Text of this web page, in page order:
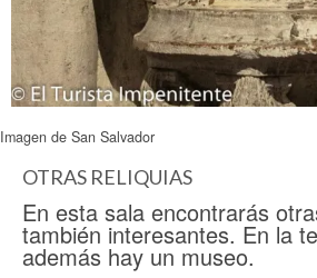
Imagen de San Salvador
OTRAS RELIQUIAS
En esta sala encontrarás
también interesantes. En la
además hay un museo.